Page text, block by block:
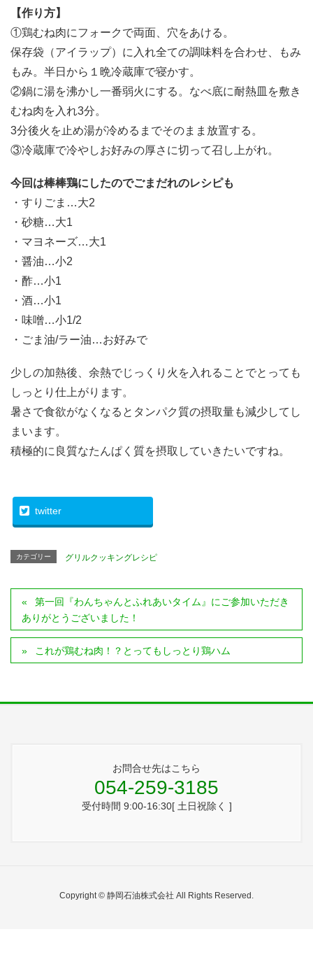
【作り方】
①鶏むね肉にフォークで両面、穴をあける。
保存袋（アイラップ）に入れ全ての調味料を合わせ、もみ
もみ。半日から１晩冷蔵庫で寝かす。
②鍋に湯を沸かし一番弱火にする。なべ底に耐熱皿を敷き
むね肉を入れ3分。
3分後火を止め湯が冷めるまでそのまま放置する。
③冷蔵庫で冷やしお好みの厚さに切って召し上がれ。
今回は棒棒鶏にしたのでごまだれのレシピも
・すりごま…大2
・砂糖…大1
・マヨネーズ…大1
・醤油…小2
・酢…小1
・酒…小1
・味噌…小1/2
・ごま油/ラー油…お好みで
少しの加熱後、余熱でじっくり火を入れることでとっても
しっとり仕上がります。
暑さで食欲がなくなるとタンパク質の摂取量も減少してし
まいます。
積極的に良質なたんぱく質を摂取していきたいですね。
twitter
カテゴリー グリルクッキングレシピ
第一回『わんちゃんとふれあいタイム』にご参加いただき
ありがとうございました！
これが鶏むね肉！？とってもしっとり鶏ハム
お問合せ先はこちら
054-259-3185
受付時間 9:00-16:30[ 土日祝除く ]
Copyright © 静岡石油株式会社 All Rights Reserved.